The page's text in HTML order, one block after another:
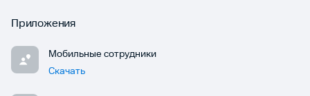
Приложения
Мобильные сотрудники
Скачать